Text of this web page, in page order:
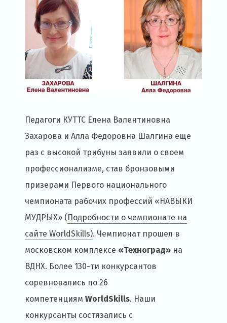
Педагоги КУТТС Елена Валентиновна
Захарова и Алла Федоровна Шалгина еще
раз с высокой трибуны заявили о своем
профессионализме, став бронзовыми
призерами Первого национального
чемпионата рабочих профессий «НАВЫКИ
МУДРЫХ» (Подробности о чемпионате на
сайте WorldSkills). Чемпионат прошел в
московском комплексе «Техноград» на
ВДНХ. Более 130-ти конкурсантов
соревновались по 26
компетенциям WorldSkills. Наши
конкурсанты состязались с